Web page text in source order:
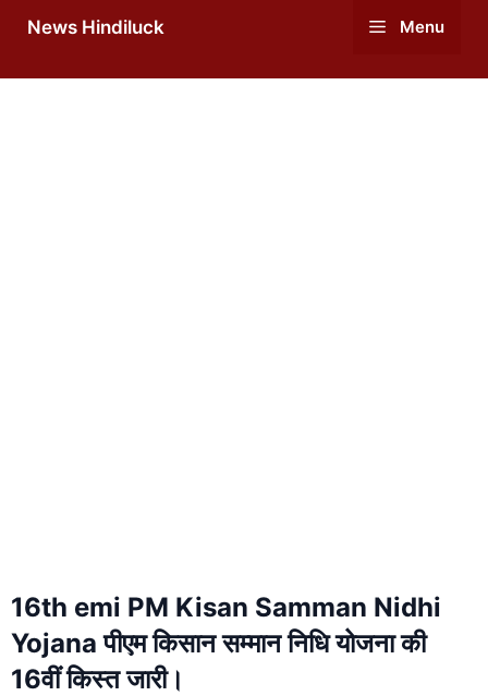
News Hindiluck Menu
16th emi PM Kisan Samman Nidhi
Yojana पीएम किसान सम्मान निधि योजना की
16वीं किस्त जारी।